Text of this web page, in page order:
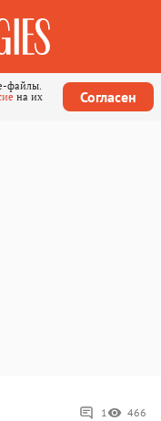
файлы.
на их
Согласен
1 466